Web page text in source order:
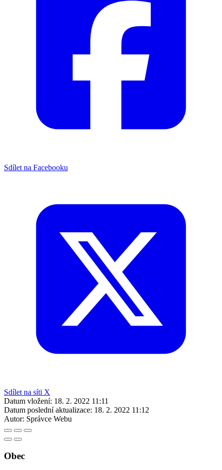
Sdílet na Facebooku
Sdílet na síti X
Datum vložení: 18. 2. 2022 11:11
Datum poslední aktualizace: 18. 2. 2022 11:12
Autor: Správce Webu
Obec